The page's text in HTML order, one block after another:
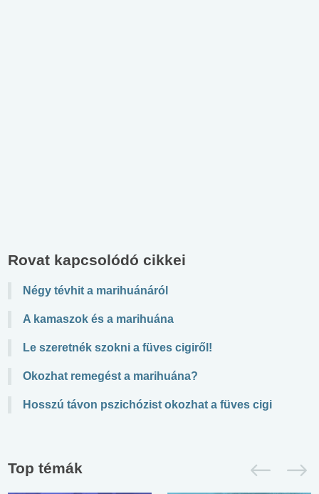
Rovat kapcsolódó cikkei
Négy tévhit a marihuánáról
A kamaszok és a marihuána
Le szeretnék szokni a füves cigiről!
Okozhat remegést a marihuána?
Hosszú távon pszichózist okozhat a füves cigi
Top témák